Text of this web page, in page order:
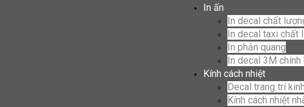
In ấn
In decal chất
In decal taxi chất
In phản quang
In decal 3M chính
Kính cách nhiệt
Decal trang trí kinh
Kính cách nhiệt